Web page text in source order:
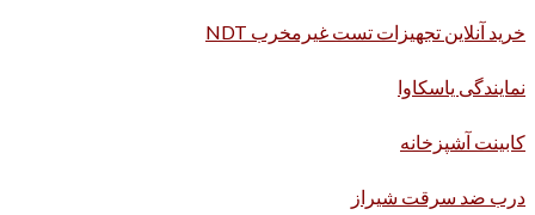
خرید آنلاین تجهیزات تست غیرمخرب NDT
نمایندگی یاسکاوا
کابینت آشپزخانه
درب ضد سرقت شیراز